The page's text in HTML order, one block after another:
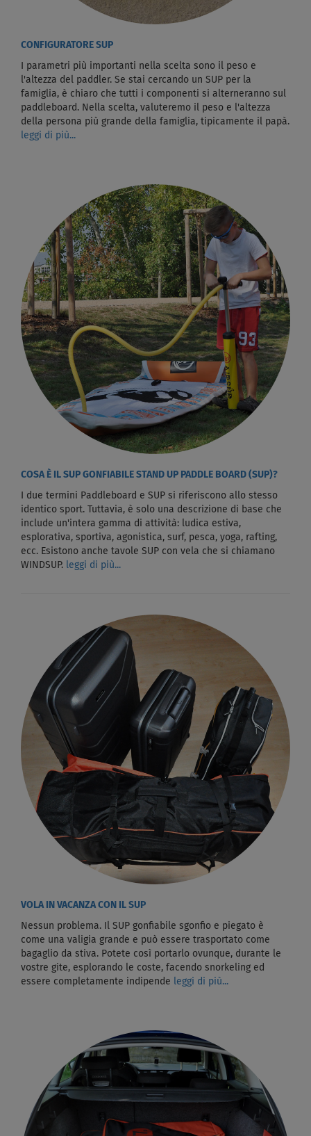
CONFIGURATORE SUP
I parametri più importanti nella scelta sono il peso e
l'altezza del paddler. Se stai cercando un SUP per la
famiglia, è chiaro che tutti i componenti si alterneranno sul
paddleboard. Nella scelta, valuteremo il peso e l'altezza
della persona più grande della famiglia, tipicamente il papà.
leggi di più...
COSA È IL SUP GONFIABILE STAND UP PADDLE BOARD (SUP)?
I due termini Paddleboard e SUP si riferiscono allo stesso
identico sport. Tuttavia, è solo una descrizione di base che
include un'intera gamma di attività: ludica estiva,
esplorativa, sportiva, agonistica, surf, pesca, yoga, rafting,
ecc. Esistono anche tavole SUP con vela che si chiamano
WINDSUP. leggi di più...
VOLA IN VACANZA CON IL SUP
Nessun problema. Il SUP gonfiabile sgonfio e piegato è
come una valigia grande e può essere trasportato come
bagaglio da stiva. Potete così portarlo ovunque, durante le
vostre gite, esplorando le coste, facendo snorkeling ed
essere completamente indipende leggi di più...